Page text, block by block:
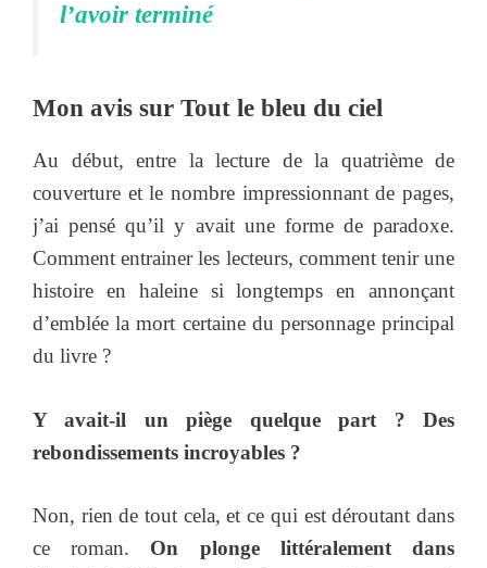
l’avoir terminé
Mon avis sur Tout le bleu du ciel
Au début, entre la lecture de la quatrième de
couverture et le nombre impressionnant de pages,
j’ai pensé qu’il y avait une forme de paradoxe.
Comment entrainer les lecteurs, comment tenir une
histoire en haleine si longtemps en annonçant
d’emblée la mort certaine du personnage principal
du livre ?
Y avait-il un piège quelque part ? Des
rebondissements incroyables ?
Non, rien de tout cela, et ce qui est déroutant dans
ce roman. On plonge littéralement dans